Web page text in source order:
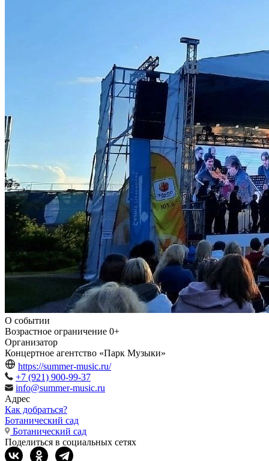
О событии
Возрастное ограничение 0+
Организатор
Концертное агентство «Парк Музыки»
https://summer-music.ru/
+7 (921) 900-99-37
info@summer-music.ru
Адрес
Как добраться?
Ботанический сад
Ботанический сад
Поделиться в социальных сетях